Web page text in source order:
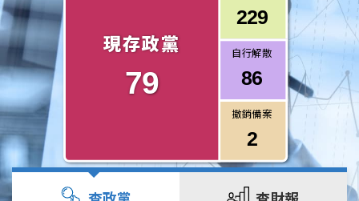
現存政黨
79
229
自行解散
86
撤銷備案
2